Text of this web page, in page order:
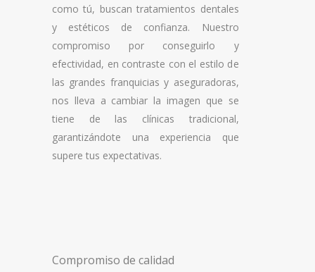
como tú, buscan tratamientos dentales
y estéticos de confianza. Nuestro
compromiso por conseguirlo y
efectividad, en contraste con el estilo de
las grandes franquicias y aseguradoras,
nos lleva a cambiar la imagen que se
tiene de las clínicas tradicional,
garantizándote una experiencia que
supere tus expectativas.
Compromiso de calidad